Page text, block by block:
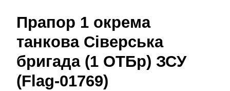
Прапор 1 окрема
танкова Сіверська
бригада (1 ОТБр) ЗСУ
(Flag-01769)